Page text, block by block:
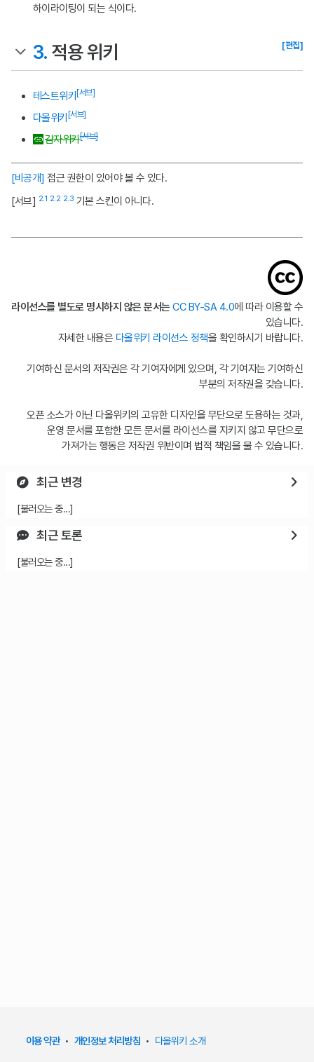
하이라이팅이 되는 식이다.
3. 적용 위키 [편집]
테스트위키 [서브]
다올위키 [서브]
감자위키[서브]
[비공개] 접근 권한이 있어야 볼 수 있다.
[서브] 2.1 2.2 2.3 기본 스킨이 아니다.
라이선스를 별도로 명시하지 않은 문서는 CC BY-SA 4.0에 따라 이용할 수
있습니다.
자세한 내용은 다올위키 라이선스 정책을 확인하시기 바랍니다.
기여하신 문서의 저작권은 각 기여자에게 있으며, 각 기여자는 기여하신
부분의 저작권을 갖습니다.
오픈 소스가 아닌 다올위키의 고유한 디자인을 무단으로 도용하는 것과,
운영 문서를 포함한 모든 문서를 라이선스를 지키지 않고 무단으로
가져가는 행동은 저작권 위반이며 법적 책임을 물 수 있습니다.
최근 변경
[불러오는 중...]
최근 토론
[불러오는 중...]
이용 약관• 개인정보 처리방침 • 다올위키 소개